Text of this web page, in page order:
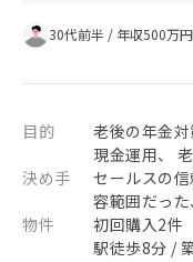
30代前半 / 年収500万
目的
老後の年金対
現金運用、
決め手
セールスの
容範囲だっ
物件
初回購入2件
駅徒歩8分 /